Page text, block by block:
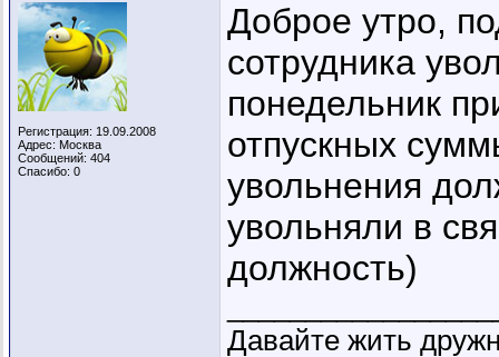
Регистрация: 19.09.2008
Адрес: Москва
Сообщений: 404
Спасибо: 0
Доброе утро,
сотрудника
понедельник
отпускных
увольнения
увольняли в
должность)
Давайте жить